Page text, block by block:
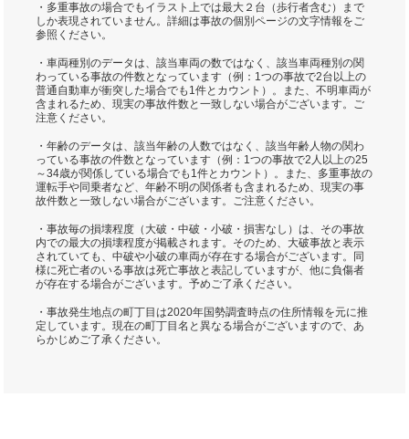
・多重事故の場合でもイラスト上では最大２台（歩行者含む）まで
しか表現されていません。詳細は事故の個別ページの文字情報をご
参照ください。
・車両種別のデータは、該当車両の数ではなく、該当車両種別の関
わっている事故の件数となっています（例：1つの事故で2台以上の
普通自動車が衝突した場合でも1件とカウント）。また、不明車両が
含まれるため、現実の事故件数と一致しない場合がございます。ご
注意ください。
・年齢のデータは、該当年齢の人数ではなく、該当年齢人物の関わ
っている事故の件数となっています（例：1つの事故で2人以上の25
～34歳が関係している場合でも1件とカウント）。また、多重事故の
運転手や同乗者など、年齢不明の関係者も含まれるため、現実の事
故件数と一致しない場合がございます。ご注意ください。
・事故毎の損壊程度（大破・中破・小破・損害なし）は、その事故
内での最大の損壊程度が掲載されます。そのため、大破事故と表示
されていても、中破や小破の車両が存在する場合がございます。同
様に死亡者のいる事故は死亡事故と表記していますが、他に負傷者
が存在する場合がございます。予めご了承ください。
・事故発生地点の町丁目は2020年国勢調査時点の住所情報を元に推
定しています。現在の町丁目名と異なる場合がございますので、あ
らかじめご了承ください。